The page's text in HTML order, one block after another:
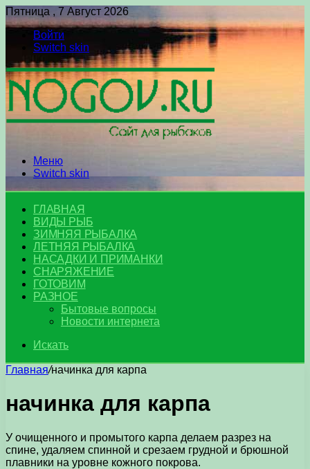
Пятница , 7 Август 2026
Войти
Switch skin
Меню
Switch skin
ГЛАВНАЯ
ВИДЫ РЫБ
ЗИМНЯЯ РЫБАЛКА
ЛЕТНЯЯ РЫБАЛКА
НАСАДКИ И ПРИМАНКИ
СНАРЯЖЕНИЕ
ГОТОВИМ
РАЗНОЕ
Бытовые вопросы
Новости интернета
Искать
Главная/начинка для карпа
начинка для карпа
У очищенного и промытого карпа делаем разрез на
спине, удаляем спинной и срезаем грудной и брюшной
плавники на уровне кожного покрова.